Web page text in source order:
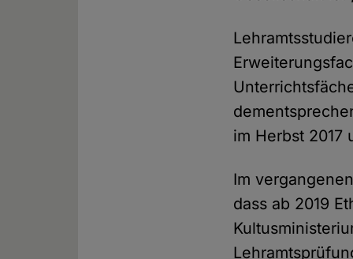
im Herbst 2017
Im
dass ab 2019